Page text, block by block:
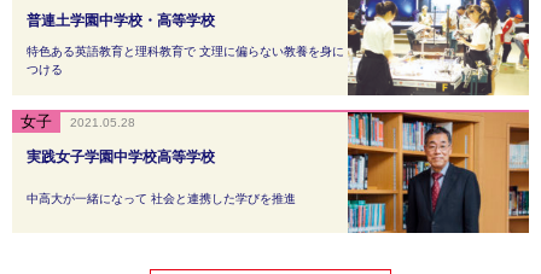
普連土学園中学校・高等学校
特色ある英語教育と理科教育で 文理に偏らない教養を身に
つける
実践女子学園中学校高等学校
中高大が一緒になって 社会と連携した学びを推進
2021.05.28